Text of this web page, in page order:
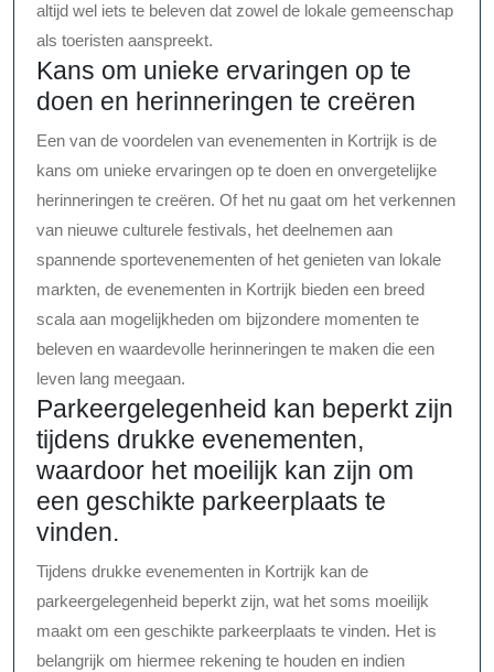
altijd wel iets te beleven dat zowel de lokale gemeenschap
als toeristen aanspreekt.
Kans om unieke ervaringen op te
doen en herinneringen te creëren
Een van de voordelen van evenementen in Kortrijk is de
kans om unieke ervaringen op te doen en onvergetelijke
herinneringen te creëren. Of het nu gaat om het verkennen
van nieuwe culturele festivals, het deelnemen aan
spannende sportevenementen of het genieten van lokale
markten, de evenementen in Kortrijk bieden een breed
scala aan mogelijkheden om bijzondere momenten te
beleven en waardevolle herinneringen te maken die een
leven lang meegaan.
Parkeergelegenheid kan beperkt zijn
tijdens drukke evenementen,
waardoor het moeilijk kan zijn om
een geschikte parkeerplaats te
vinden.
Tijdens drukke evenementen in Kortrijk kan de
parkeergelegenheid beperkt zijn, wat het soms moeilijk
maakt om een geschikte parkeerplaats te vinden. Het is
belangrijk om hiermee rekening te houden en indien